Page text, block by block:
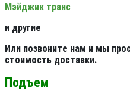
Мэйджик транс
и другие
Или позвоните нам и мы
стоимость доставки.
Подъем